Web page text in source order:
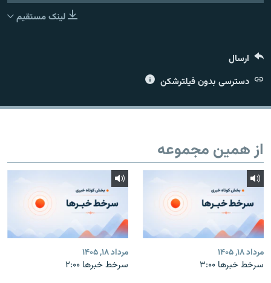
لینک مستقیم
ارسال
دسترسی بدون فیلترشکن
از همین مجموعه
مرداد ۱۸, ۱۴۰۵
سرخط خبرها ۳:۰۰
مرداد ۱۸, ۱۴۰۵
سرخط خبرها ۲:۰۰